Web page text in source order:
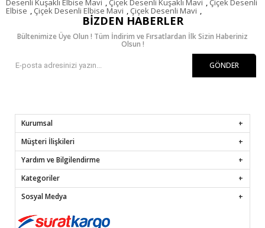
Elbise Çiçek Desenli Elbise Mavi Çiçek Desenli Mavi
BIZDEN HABERLER
Bültenimize Üye Olun ! Tüm İndirim ve Fırsatlardan İlk Sizin Haberiniz
Olsun !
GÖNDER
Kurumsal
Müşteri İlişkileri
Yardım ve Bilgilendirme
Kategoriler
Sosyal Medya